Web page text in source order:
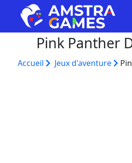
Pink Panther
Accueil Jeux d'aventure